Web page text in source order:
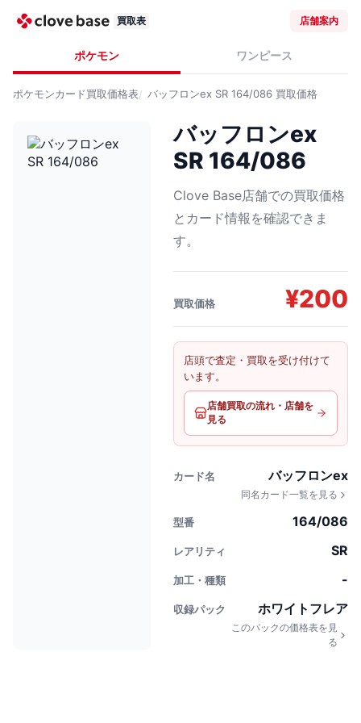
買取表 店舗案内
ポケモン ワンピース
ポケモンカード買取価格表 バッフロンex SR 164/086 買取価格
バッフロンex
SR 164/086
Clove Base店舗での買取価格
とカード情報を確認できま
す。
買取価格 ¥200
店頭で査定・買取を受け付けて
います。
店舗買取の流れ・店舗を
見る
カード名 バッフロンex
同名カード一覧を見る
型番 164/086
レアリティ SR
加工・種類 -
収録パック ホワイトフレア
このパックの価格表を見
る